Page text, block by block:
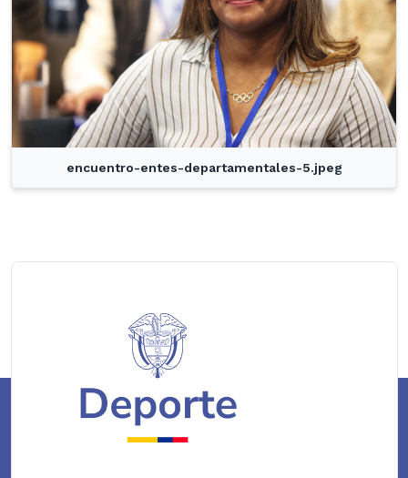
encuentro-entes-departamentales-5.jpeg